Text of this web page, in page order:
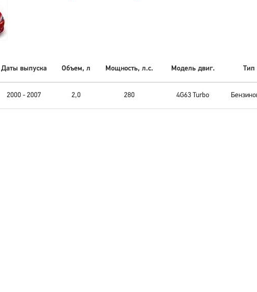
Даты выпуска Объем, л Мощность, л.с. Модель двиг. Тип
2000 - 2007 2,0 280 4G63 Turbo